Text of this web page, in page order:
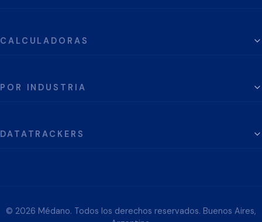
CALCULADORAS
POR INDUSTRIA
DATATRACKERS
© 2026 Médano. Todos los derechos reservados. Buenos Aires,